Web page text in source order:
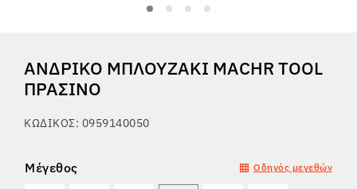
ΣΧΕΤΙΚΆ ΜΕ ΕΜΆΣ
ΚΑΤΆΣΤΗΜΑ ΜΕ ΜΠΙΣΤΡΌ
ΑΝΔΡΙΚΌ ΜΠΛΟΥΖΆΚΙ MACHR TOOL
ΠΡΆΣΙΝΟ
ΚΩΔΙΚΌΣ: 0959140050
Μέγεθος Οδηγός μεγεθών